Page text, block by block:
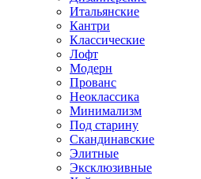
Итальянские
Кантри
Классические
Лофт
Модерн
Прованс
Неоклассика
Минимализм
Под старину
Скандинавские
Элитные
Эксклюзивные